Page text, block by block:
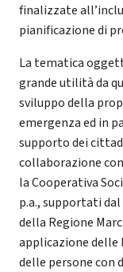
finalizzate
pianificazione di
La tematica
grande utilità da
sviluppo della
emergenza ed in
supporto dei
collaborazione
la Cooperativa
p.a., supportati
della Regione
applicazione delle
delle persone con